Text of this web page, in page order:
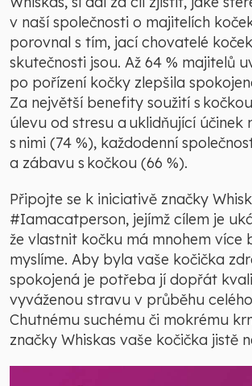
v naší společnosti o majitelích
porovnal s tím, jací chovatelé
skutečnosti jsou. Až 64 % majitelů
po pořízení kočky zlepšila
Za největší benefity soužití s
úlevu od stresu a uklidňující účinek
s nimi (74 %), každodenní
a zábavu s kočkou (66 %).
Připojte se k iniciativě značky
#Iamacatperson, jejímž cílem je
že vlastnit kočku má mnohem více
myslíme. Aby byla vaše kočička
spokojená je potřeba jí dopřát
vyváženou stravu v průběhu
Chutnému suchému či mokrému
značky Whiskas vaše kočička jistě